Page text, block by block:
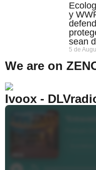
y
sean
5 de
We are on
Ivoox -